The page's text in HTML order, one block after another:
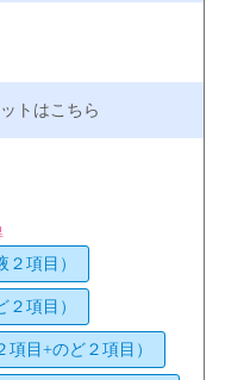
項目）
項目）
目+のど２項目）